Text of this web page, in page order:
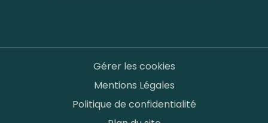
Gérer les cookies
Mentions Légales
Politique de confidentialité